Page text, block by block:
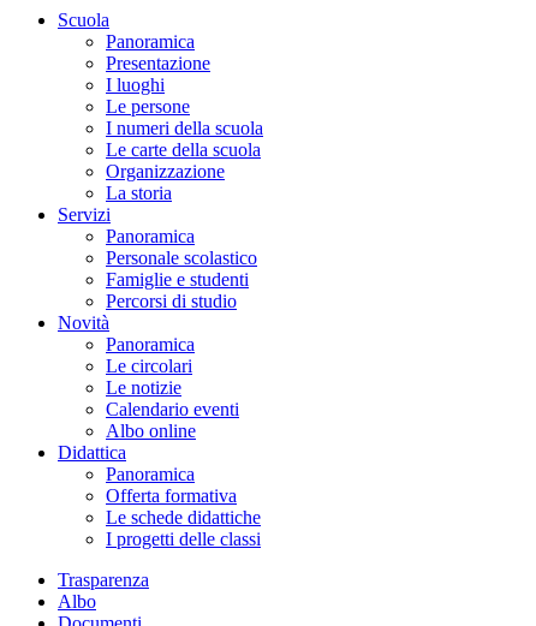
Scuola
Panoramica
Presentazione
I luoghi
Le persone
I numeri della scuola
Le carte della scuola
Organizzazione
La storia
Servizi
Panoramica
Personale scolastico
Famiglie e studenti
Percorsi di studio
Novità
Panoramica
Le circolari
Le notizie
Calendario eventi
Albo online
Didattica
Panoramica
Offerta formativa
Le schede didattiche
I progetti delle classi
Trasparenza
Albo